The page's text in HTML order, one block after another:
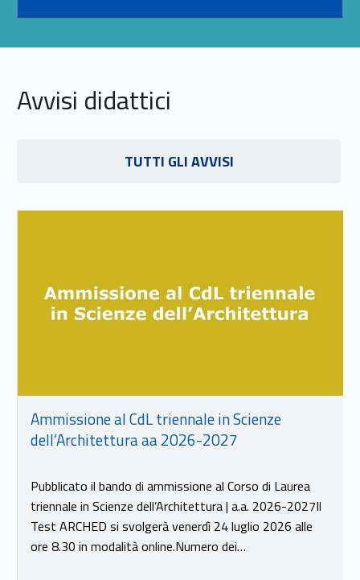
Avvisi didattici
TUTTI GLI AVVISI
Link identifier #identifier__124308-16
Ammissione al CdL triennale in Scienze
dell’Architettura aa 2026-2027
Pubblicato il bando di ammissione al Corso di Laurea
triennale in Scienze dell’Architettura | a.a. 2026-2027Il
Test ARCHED si svolgerà venerdì 24 luglio 2026 alle
ore 8.30 in modalità online.Numero dei…